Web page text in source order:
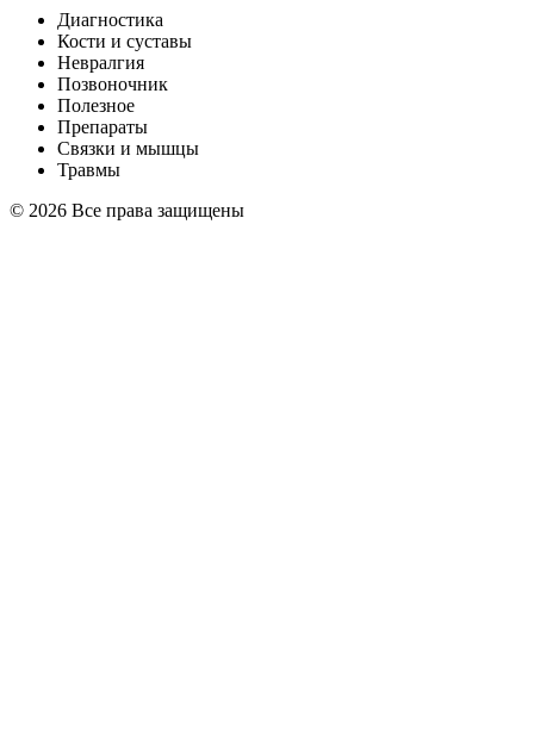
Диагностика
Кости и суставы
Невралгия
Позвоночник
Полезное
Препараты
Связки и мышцы
Травмы
© 2026 Все права защищены